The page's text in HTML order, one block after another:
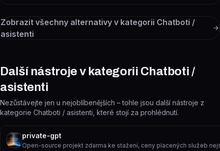
Zobrazit všechny alternativy v kategorii Chatboti /
asistenti
Další nástroje v kategorii Chatboti /
asistenti
Nezůstávejte jen u nejoblíbenějších – tohle jsou další nástroje z
kategorie Chatboti / asistenti, které stojí za prohlédnutí.
private-gpt
Open-source projekt zdarma ke stažení, ceny placených služeb